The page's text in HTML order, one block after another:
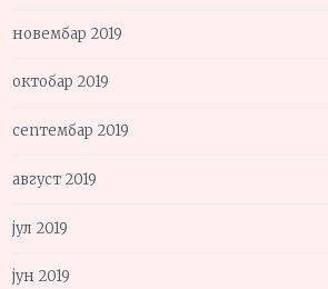
новембар 2019
октобар 2019
септембар 2019
август 2019
јул 2019
јун 2019